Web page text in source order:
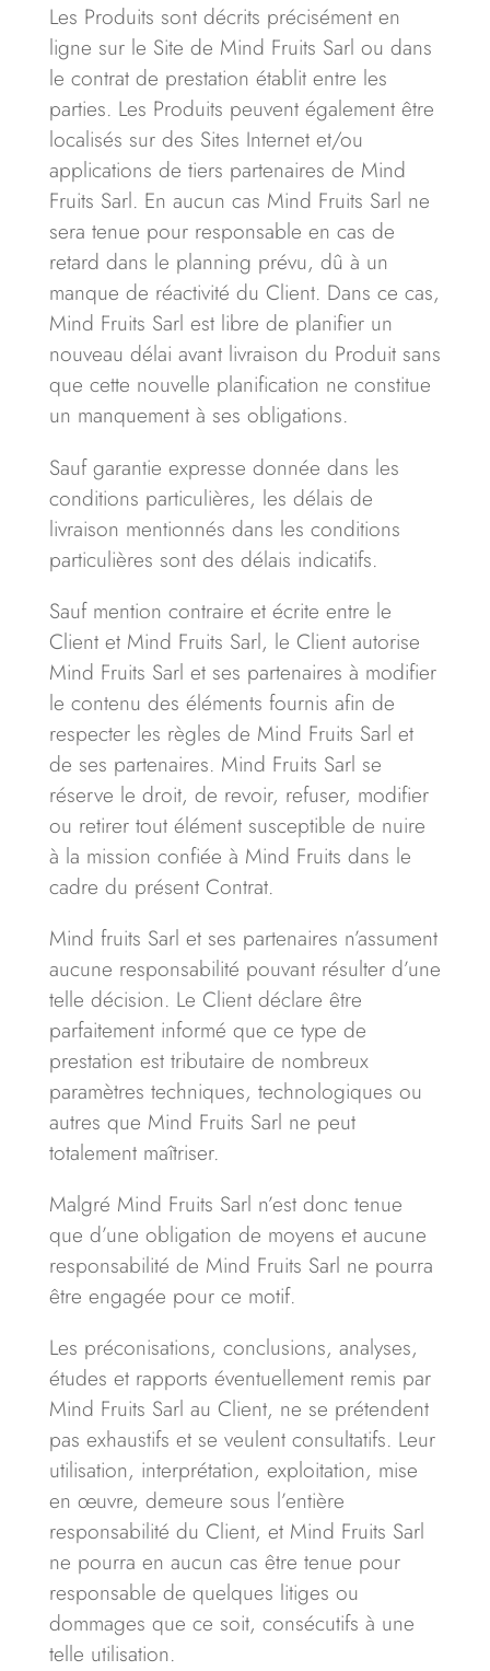
Les Produits sont décrits précisément en
ligne sur le Site de Mind Fruits Sarl ou dans
le contrat de prestation établit entre les
parties. Les Produits peuvent également être
localisés sur des Sites Internet et/ou
applications de tiers partenaires de Mind
Fruits Sarl. En aucun cas Mind Fruits Sarl ne
sera tenue pour responsable en cas de
retard dans le planning prévu, dû à un
manque de réactivité du Client. Dans ce cas,
Mind Fruits Sarl est libre de planifier un
nouveau délai avant livraison du Produit sans
que cette nouvelle planification ne constitue
un manquement à ses obligations.
Sauf garantie expresse donnée dans les
conditions particulières, les délais de
livraison mentionnés dans les conditions
particulières sont des délais indicatifs.
Sauf mention contraire et écrite entre le
Client et Mind Fruits Sarl, le Client autorise
Mind Fruits Sarl et ses partenaires à modifier
le contenu des éléments fournis afin de
respecter les règles de Mind Fruits Sarl et
de ses partenaires. Mind Fruits Sarl se
réserve le droit, de revoir, refuser, modifier
ou retirer tout élément susceptible de nuire
à la mission confiée à Mind Fruits dans le
cadre du présent Contrat.
Mind fruits Sarl et ses partenaires n’assument
aucune responsabilité pouvant résulter d’une
telle décision. Le Client déclare être
parfaitement informé que ce type de
prestation est tributaire de nombreux
paramètres techniques, technologiques ou
autres que Mind Fruits Sarl ne peut
totalement maîtriser.
Malgré Mind Fruits Sarl n’est donc tenue
que d’une obligation de moyens et aucune
responsabilité de Mind Fruits Sarl ne pourra
être engagée pour ce motif.
Les préconisations, conclusions, analyses,
études et rapports éventuellement remis par
Mind Fruits Sarl au Client, ne se prétendent
pas exhaustifs et se veulent consultatifs. Leur
utilisation, interprétation, exploitation, mise
en œuvre, demeure sous l’entière
responsabilité du Client, et Mind Fruits Sarl
ne pourra en aucun cas être tenue pour
responsable de quelques litiges ou
dommages que ce soit, consécutifs à une
telle utilisation.